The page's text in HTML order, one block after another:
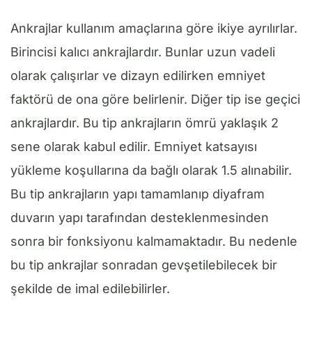
Ankrajlar kullanım amaçlarına göre ikiye ayrılırlar.
Birincisi kalıcı ankrajlardır. Bunlar uzun vadeli
olarak çalışırlar ve dizayn edilirken emniyet
faktörü de ona göre belirlenir. Diğer tip ise geçici
ankrajlardır. Bu tip ankrajların ömrü yaklaşık 2
sene olarak kabul edilir. Emniyet katsayısı
yükleme koşullarına da bağlı olarak 1.5 alınabilir.
Bu tip ankrajların yapı tamamlanıp diyafram
duvarın yapı tarafından desteklenmesinden
sonra bir fonksiyonu kalmamaktadır. Bu nedenle
bu tip ankrajlar sonradan gevşetilebilecek bir
şekilde de imal edilebilirler.